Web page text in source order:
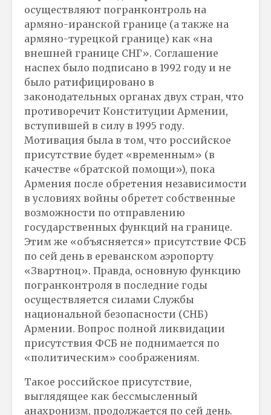
осуществляют погранконтроль на
армяно-иранской границе (а также на
армяно-турецкой границе) как «на
внешней границе СНГ». Соглашение
наспех было подписано в 1992 году и не
было ратифицировано в
законодательных органах двух стран, что
противоречит Конституции Армении,
вступившей в силу в 1995 году.
Мотивация была в том, что российское
присутствие будет «временным» (в
качестве «братской помощи»), пока
Армения после обретения независимости
в условиях войны обретет собственные
возможности по отправлению
государственных функций на границе.
Этим же «объясняется» присутствие ФСБ
по сей день в ереванском аэропорту
«Звартноц». Правда, основную функцию
погранконтроля в последние годы
осуществляется силами Службы
национальной безопасности (СНБ)
Армении. Вопрос полной ликвидации
присутствия ФСБ не поднимается по
«политическим» соображениям.
Такое российское присутствие,
выглядящее как бессмысленный
анахронизм, продолжается по сей день.